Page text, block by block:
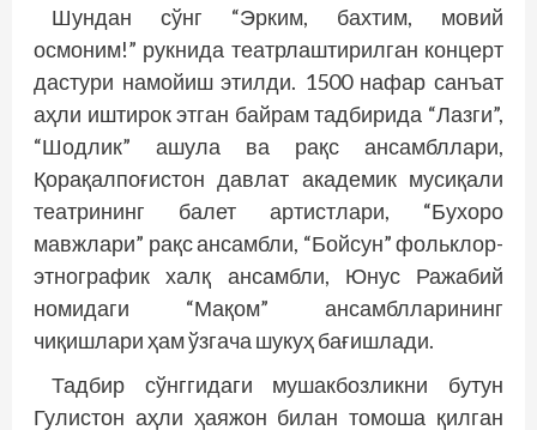
Шундан сўнг “Эрким, бахтим, мовий
осмоним!” рукнида театрлаштирилган концерт
дастури намойиш этилди. 1500 нафар санъат
аҳли иштирок этган байрам тадбирида “Лазги”,
“Шодлик” ашула ва рақс ансамбллари,
Қорақалпоғистон давлат академик мусиқали
театрининг балет артистлари, “Бухоро
мавжлари” рақс ансамбли, “Бойсун” фольклор-
этнографик халқ ансамбли, Юнус Ражабий
номидаги “Мақом” ансамблларининг
чиқишлари ҳам ўзгача шукуҳ бағишлади.
Тадбир сўнггидаги мушакбозликни бутун
Гулистон аҳли ҳаяжон билан томоша қилган